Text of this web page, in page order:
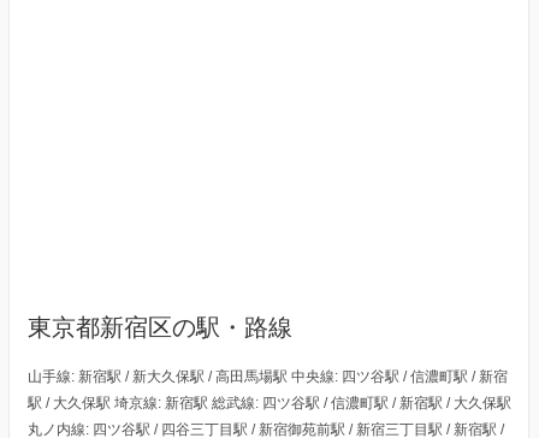
東京都新宿区の駅・路線
山手線: 新宿駅 / 新大久保駅 / 高田馬場駅 中央線: 四ツ谷駅 / 信濃町駅 / 新宿
駅 / 大久保駅 埼京線: 新宿駅 総武線: 四ツ谷駅 / 信濃町駅 / 新宿駅 / 大久保駅
丸ノ内線: 四ツ谷駅 / 四谷三丁目駅 / 新宿御苑前駅 / 新宿三丁目駅 / 新宿駅 /